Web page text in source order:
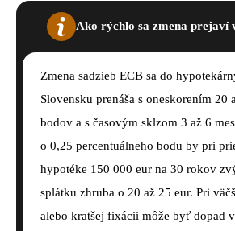
Ako rýchlo sa zmena prejaví
Zmena sadzieb ECB sa do
Slovensku prenáša s oneskorením 20
bodov a s časovým sklzom 3 až 6
o 0,25 percentuálneho bodu by pri
hypotéke 150 000 eur na 30 rokov
splátku zhruba o 20 až 25 eur. Pri
alebo kratšej fixácii môže byť dopad